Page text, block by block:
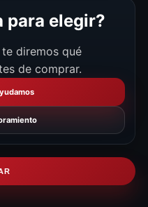
para elegir?
diremos qué
de comprar.